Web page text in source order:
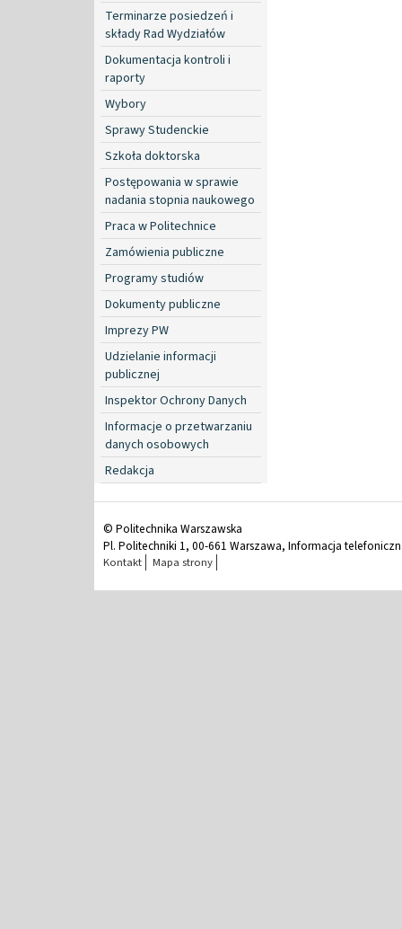
Terminarze posiedzeń i
składy Rad Wydziałów
Dokumentacja kontroli i
raporty
Wybory
Sprawy Studenckie
Szkoła doktorska
Postępowania w sprawie
nadania stopnia naukowego
Praca w Politechnice
Zamówienia publiczne
Programy studiów
Dokumenty publiczne
Imprezy PW
Udzielanie informacji
publicznej
Inspektor Ochrony Danych
Informacje o przetwarzaniu
danych osobowych
Redakcja
© Politechnika Warszawska
Pl. Politechniki 1, 00-661 Warszawa, Informacja
Kontakt Mapa strony